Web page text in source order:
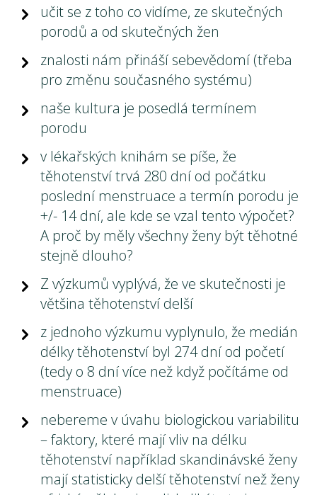
učit se z toho co vidíme, ze skutečných
porodů a od skutečných žen
znalosti nám přináší sebevědomí (třeba
pro změnu současného systému)
naše kultura je posedlá termínem
porodu
v lékařských knihám se píše, že
těhotenství trvá 280 dní od počátku
poslední menstruace a termín porodu je
+/- 14 dní, ale kde se vzal tento výpočet?
A proč by měly všechny ženy být těhotné
stejně dlouho?
Z výzkumů vyplývá, že ve skutečnosti je
většina těhotenství delší
z jednoho výzkumu vyplynulo, že medián
délky těhotenství byl 274 dní od početí
(tedy o 8 dní více než když počítáme od
menstruace)
nebereme v úvahu biologickou variabilitu
– faktory, které mají vliv na délku
těhotenství například skandinávské ženy
mají statisticky delší těhotenství než ženy